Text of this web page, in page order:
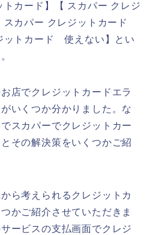
カード】【 スカパー クレジ
カパー クレジットカード
ットカード 使えない】とい
店でクレジットカードエラ
いくつか分かりました。な
スカパーでクレジットカー
その解決策をいくつかご紹
ら考えられるクレジットカ
かご紹介させていただきま
ービスの支払画面でクレジ